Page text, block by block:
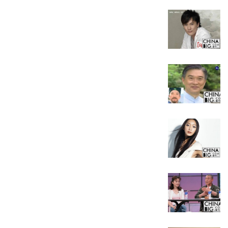
逛街。虽然两人刻意保持行路距离，未能拍到同框
起步阶段，经纪公司为她规划了青春偶像的演艺路
过两人的恋情并没有持续多主便以分手告终。